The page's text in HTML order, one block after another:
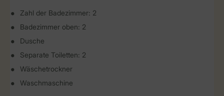
Zahl der Badezimmer: 2
Badezimmer oben: 2
Dusche
Separate Toiletten: 2
Wäschetrockner
Waschmaschine